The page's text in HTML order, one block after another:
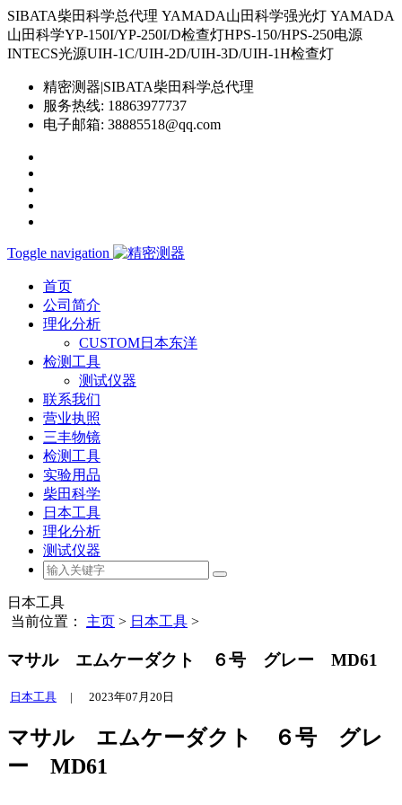
SIBATA柴田科学总代理 YAMADA山田科学强光灯 YAMADA
山田科学YP-150I/YP-250I/D检查灯HPS-150/HPS-250电源
INTECS光源UIH-1C/UIH-2D/UIH-3D/UIH-1H检查灯
精密测器|SIBATA柴田科学总代理
服务热线: 18863977737
电子邮箱: 38885518@qq.com
Toggle navigation
首页
公司简介
理化分析
CUSTOM日本东洋
检测工具
测试仪器
联系我们
营业执照
三丰物镜
检测工具
实验用品
柴田科学
日本工具
理化分析
测试仪器
日本工具
当前位置： 主页 > 日本工具 >
マサル エムケーダクト ６号 グレー MD61
日本工具 | 2023年07月20日
マサル エムケーダクト ６号 グレ
ー MD61